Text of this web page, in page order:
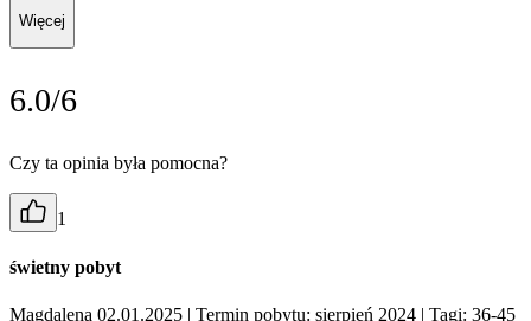
Więcej
6.0/6
Czy ta opinia była pomocna?
1
świetny pobyt
Magdalena 02.01.2025 | Termin pobytu: sierpień 2024 | Tagi: 36-45